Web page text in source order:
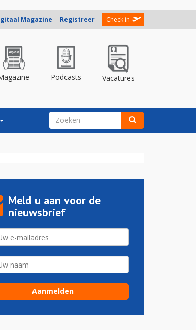
Magazine Registreer Check in
Podcasts Vacatures
ZOEKVELD
Meld u aan voor de
nieuwsbrief